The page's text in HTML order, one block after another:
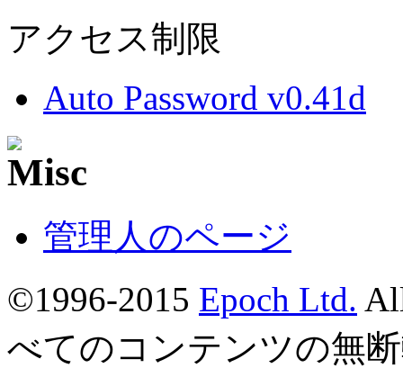
アクセス制限
Auto Password v0.41d
管理人のページ
©1996-2015 Epoch Ltd.
べてのコンテンツの無